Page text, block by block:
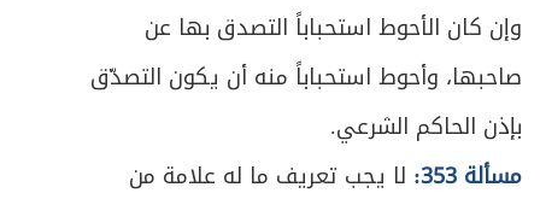
وإن كان الأحوط استحباباً التصدق بها عن
صاحبها، وأحوط استحباباً منه أن يكون التصدّق
بإذن الحاكم الشرعي.
مسألة 353:
لا يجب تعريف ما له علامة من